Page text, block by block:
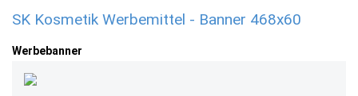
SK Kosmetik Werbemittel - Banner 468x60
Werbebanner